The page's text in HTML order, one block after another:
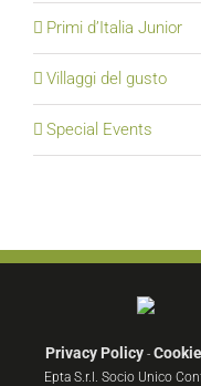
Primi d’Italia Junior
Villaggi del gusto
Special Events
Privacy Policy-
Epta S.r.l. Socio Unico